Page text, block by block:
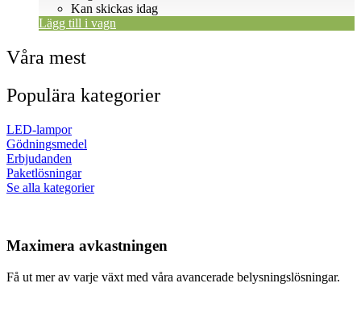
Kan skickas idag
Lägg till i vagn
Våra mest
Populära kategorier
LED-lampor
Gödningsmedel
Erbjudanden
Paketlösningar
Se alla kategorier
Maximera avkastningen
Få ut mer av varje växt med våra avancerade belysningslösningar.